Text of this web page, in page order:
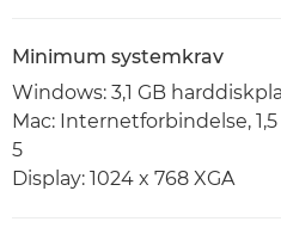
Minimum systemkrav
Windows: 3,1 GB
Mac: Internetforbindelse,
5
Display: 1024 x 768 XGA